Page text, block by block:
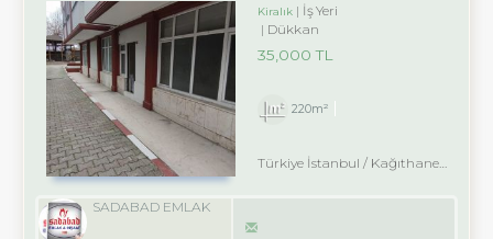
Kiralık
İş Yeri
Dükkan
35,000 TL
220m²
Türkiye İstanbul / Kağıthane/
SADABAD EMLAK